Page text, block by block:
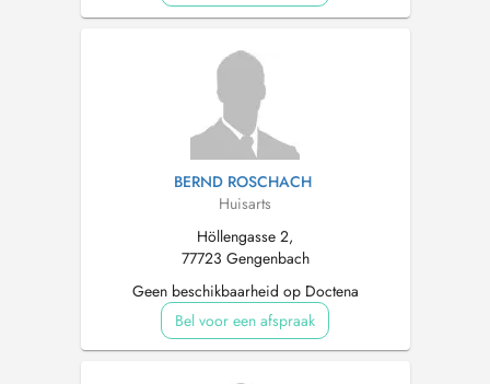
BERND ROSCHACH
Huisarts
Höllengasse 2,
77723 Gengenbach
Geen beschikbaarheid op Doctena
Bel voor een afspraak